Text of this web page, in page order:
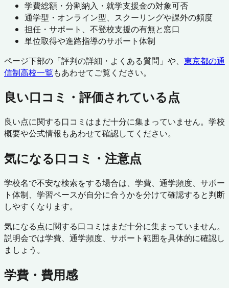
学費総額・分割納入・就学支援金の対象可否
通学型・オンライン型、スクーリングや課外の頻度
担任・サポート、不登校支援の有無と窓口
単位取得や進路指導のサポート体制
ページ下部の「評判の詳細・よくある質問」や、 東京都の通
信制高校一覧もあわせてご覧ください。
良い口コミ・評価されている点
良い点に関する口コミはまだ十分に集まっていません。学校
概要や公式情報もあわせて確認してください。
気になる口コミ・注意点
学校名で不安な検索をする場合は、学費、通学頻度、サポー
ト体制、学習ペースが自分に合うかを分けて確認すると判断
しやすくなります。
気になる点に関する口コミはまだ十分に集まっていません。
説明会では学費、通学頻度、サポート範囲を具体的に確認し
ましょう。
学費・費用感